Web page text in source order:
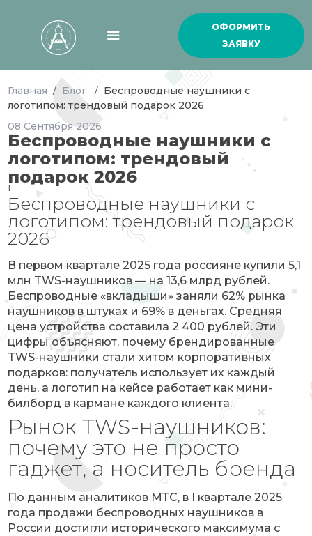
ОФОРМИТЬ
ЗАЯВКУ
Главная / Блог / Беспроводные наушники с
логотипом: трендовый подарок 2026
08 Сентября2026
Беспроводные наушники с
логотипом: трендовый
подарок 2026
1
Беспроводные наушники с
логотипом: трендовый подарок
2026
В первом квартале 2025 года россияне купили 5,1
млн TWS-наушников — на 13,6 млрд рублей.
Беспроводные «вкладыши» заняли 62% рынка
наушников в штуках и 69% в деньгах. Средняя
цена устройства составила 2 400 рублей. Эти
цифры объясняют, почему брендированные
TWS-наушники стали хитом корпоративных
подарков: получатель использует их каждый
день, а логотип на кейсе работает как мини-
билборд в кармане каждого клиента.
Рынок TWS-наушников:
почему это не просто
гаджет, а носитель бренда
По данным аналитиков МТС, в I квартале 2025
года продажи беспроводных наушников в
России достигли исторического максимума с